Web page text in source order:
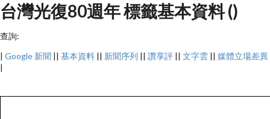
台灣光復80週年 標籤基本資料 ()
查詢:
| Google 新聞 || 基本資料 || 新聞序列 || 讚享評 || 文字雲 || 媒體立場差異
|